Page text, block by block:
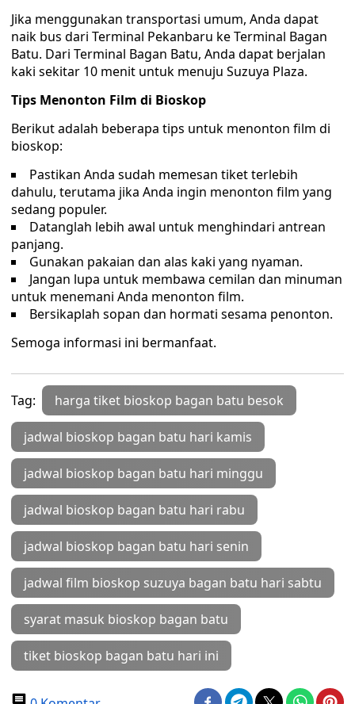
Jika menggunakan transportasi umum, Anda dapat
naik bus dari Terminal Pekanbaru ke Terminal Bagan
Batu. Dari Terminal Bagan Batu, Anda dapat berjalan
kaki sekitar 10 menit untuk menuju Suzuya Plaza.
Tips Menonton Film di Bioskop
Berikut adalah beberapa tips untuk menonton film di
bioskop:
Pastikan Anda sudah memesan tiket terlebih
dahulu, terutama jika Anda ingin menonton film yang
sedang populer.
Datanglah lebih awal untuk menghindari antrean
panjang.
Gunakan pakaian dan alas kaki yang nyaman.
Jangan lupa untuk membawa cemilan dan minuman
untuk menemani Anda menonton film.
Bersikaplah sopan dan hormati sesama penonton.
Semoga informasi ini bermanfaat.
Tag: harga tiket bioskop bagan batu besok
jadwal bioskop bagan batu hari kamis
jadwal bioskop bagan batu hari minggu
jadwal bioskop bagan batu hari rabu
jadwal bioskop bagan batu hari senin
jadwal film bioskop suzuya bagan batu hari sabtu
syarat masuk bioskop bagan batu
tiket bioskop bagan batu hari ini